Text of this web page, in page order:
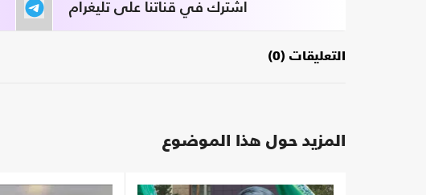
اشترك في قناتنا على تليغرام
التعليقات (0)
المزيد حول هذا الموضوع